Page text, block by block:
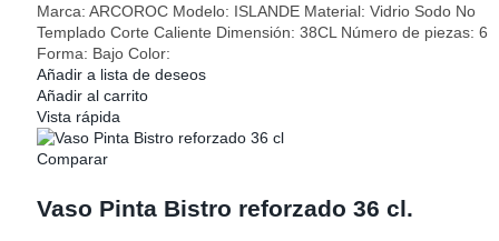
Marca: ARCOROC Modelo: ISLANDE Material: Vidrio Sodo No
Templado Corte Caliente Dimensión: 38CL Número de piezas: 6
Forma: Bajo Color:
Añadir a lista de deseos
Añadir al carrito
Vista rápida
Comparar
Vaso Pinta Bistro reforzado 36 cl.